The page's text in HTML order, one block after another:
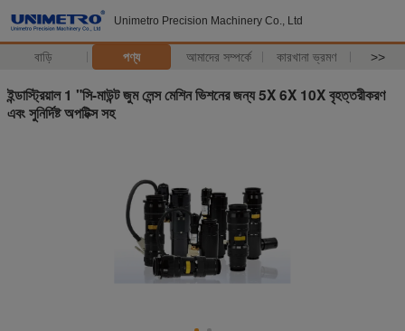
Unimetro Precision Machinery Co., Ltd
বাড়ি পণ্য আমাদের সম্পর্কে কারখানা ভ্রমণ >>
ইন্ডাস্ট্রিয়াল 1 "সি-মাউন্ট জুম লেন্স মেশিন ভিশনের জন্য 5X 6X 10X বৃহত্তরীকরণ
এবং সুনির্দিষ্ট অপটিক্স সহ